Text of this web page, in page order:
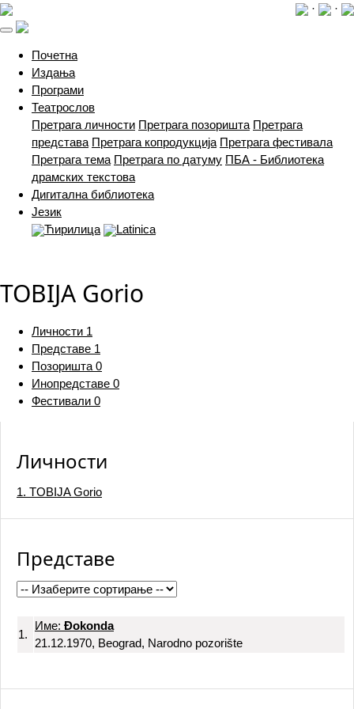
· ·
Почетна(current)
Издања
Програми
Театрослов
Претрага личности Претрага позоришта Претрага
представа Претрага копродукција Претрага фестивала
Претрага тема Претрага по датуму ПБА - Библиотека
драмских текстова
Дигитална библиотека
Језик
Ћирилица
Latinica
TOBIJA Gorio
Личности 1
Представе 1
Позоришта 0
Инопредставе 0
Фестивали 0
Личности
1. TOBIJA Gorio
Представе
1.
Име: Đokonda
21.12.1970, Beograd, Narodno pozorište